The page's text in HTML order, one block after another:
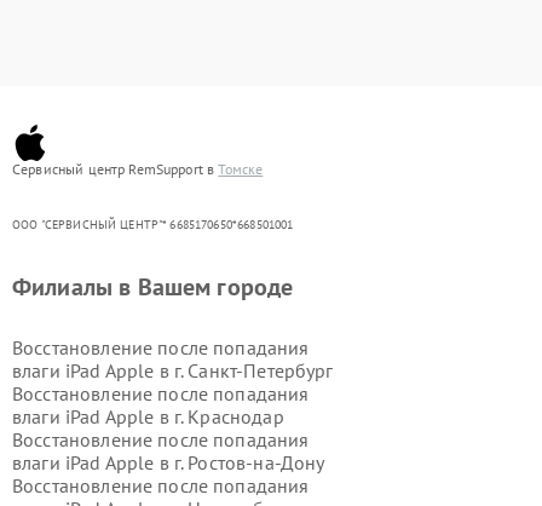
Сервисный центр RemSupport вТомске
ООО "СЕРВИСНЫЙ ЦЕНТР"* 6685170650*668501001
Филиалы в Вашем городе
Восстановление после попадания
влаги iPad Apple в г. Санкт-Петербург
Восстановление после попадания
влаги iPad Apple в г. Краснодар
Восстановление после попадания
влаги iPad Apple в г. Ростов-на-Дону
Восстановление после попадания